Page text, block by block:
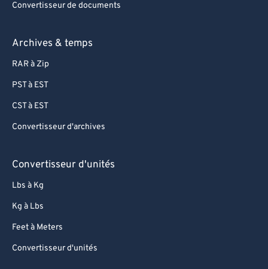
Convertisseur de documents
Archives & temps
RAR à Zip
PST à EST
CST à EST
Convertisseur d'archives
Convertisseur d'unités
Lbs à Kg
Kg à Lbs
Feet à Meters
Convertisseur d'unités